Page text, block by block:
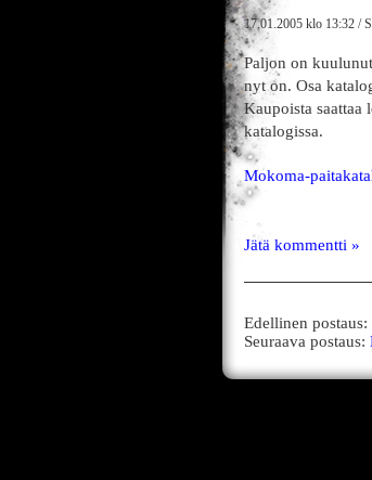
17.01.2005 klo 13:32 /
Paljon on
nyt on. Osa
Kaupoista saattaa
katalogissa.
Mokoma-
Jätä kommentti »
Edellinen postaus:
Seuraava postaus: